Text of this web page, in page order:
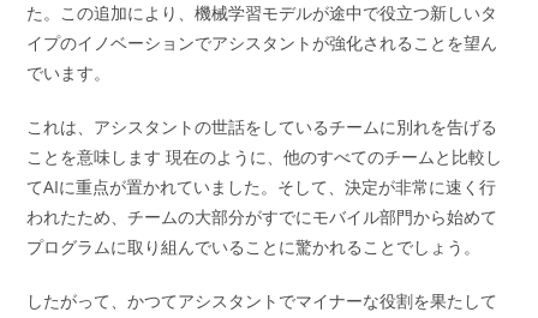
た。この追加により、機械学習モデルが途中で役立つ新しいタ
イプのイノベーションでアシスタントが強化されることを望ん
でいます。
これは、アシスタントの世話をしているチームに別れを告げる
ことを意味します 現在のように、他のすべてのチームと比較し
てAIに重点が置かれていました。そして、決定が非常に速く行
われたため、チームの大部分がすでにモバイル部門から始めて
プログラムに取り組んでいることに驚かれることでしょう。
したがって、かつてアシスタントでマイナーな役割を果たして